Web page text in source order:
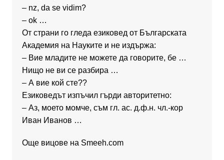
– nz, da se vidim?
– ok …
От страни го гледа езиковед от Българската
Академия на Науките и не издържа:
– Вие младите не можете да говорите, бе …
Нищо не ви се разбира …
– А вие кой сте??
Езиковедът изпъчил гърди авторитетно:
– Аз, моето момче, съм гл. ас. д.ф.н. чл.-кор
Иван Иванов …
Още вицове на Smeeh.com